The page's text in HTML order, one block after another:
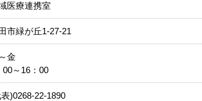
医療連携室
田市緑が丘1-27-21
金
00～16：00
)0268-22-1890